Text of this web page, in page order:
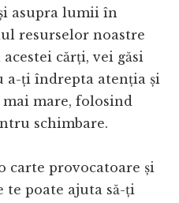
asupra lumii în
resurselor noastre
cărți, vei găsi
a-ți îndrepta atenția și
mare, folosind
schimbare.
carte provocatoare și
te poate ajuta să-ți